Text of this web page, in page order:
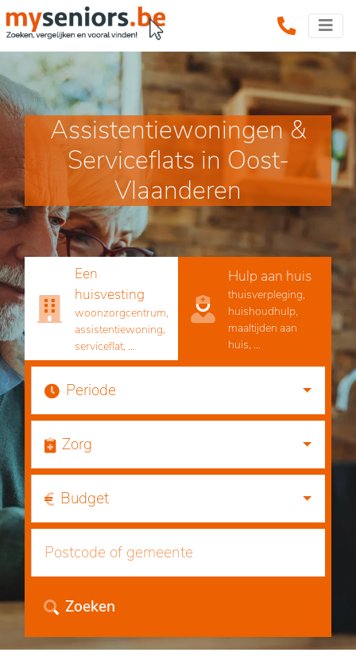
Assistentiewoningen &
Serviceflats in Oost-
Vlaanderen
Een
huisvesting
woonzorgcentrum,
assistentiewoning,
serviceflat, ...
Hulp aan huis
thuisverpleging,
huishoudhulp,
maaltijden aan
huis, ...
Periode
Zorg
Budget
Zoeken